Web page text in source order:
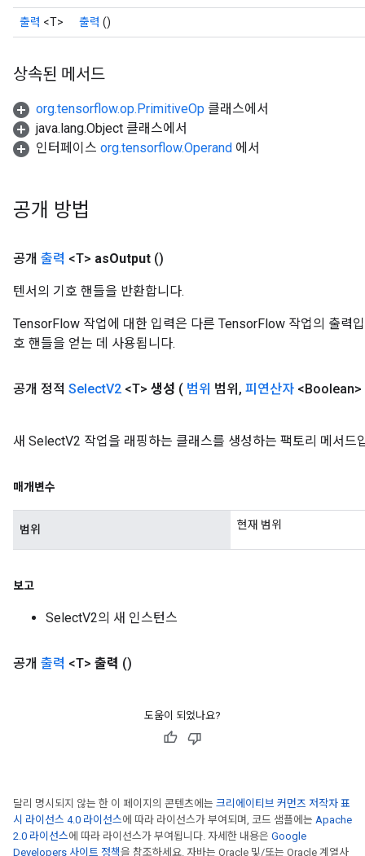
출력 <T> 출력 ()
상속된 메서드
org.tensorflow.op.PrimitiveOp 클래스에서
java.lang.Object 클래스에서
인터페이스 org.tensorflow.Operand 에서
공개 방법
공개 출력 <T> asOutput ()
텐서의 기호 핸들을 반환합니다.
TensorFlow 작업에 대한 입력은 다른 TensorFlow 작업의 출력
호 핸들을 얻는 데 사용됩니다.
공개 정적 SelectV2 <T> 생성 ( 범위 범위 , 피연산자 <Boolean>
새 SelectV2 작업을 래핑하는 클래스를 생성하는 팩토리 메서드
매개변수
범위 현재 범위
보고
SelectV2의 새 인스턴스
공개 출력 <T> 출력 ()
도움이 되었나요?
달리 명시되지 않는 한 이 페이지의 콘텐츠에는 크리에이티브 커먼즈 저작자 표
시 라이선스 4.0 라이선스에 따라 라이선스가 부여되며, 코드 샘플에는 Apache
2.0 라이선스에 따라 라이선스가 부여됩니다. 자세한 내용은 Google
Developers 사이트 정책을 참조하세요. 자바는 Oracle 및/또는 Oracle 계열사